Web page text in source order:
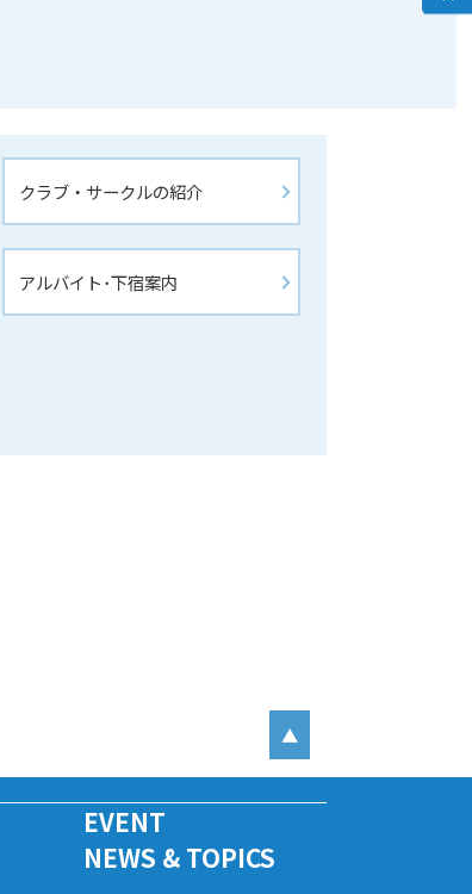
クラブ・サークルの紹介
アルバイト･下宿案内
▲
EVENT
NEWS & TOPICS